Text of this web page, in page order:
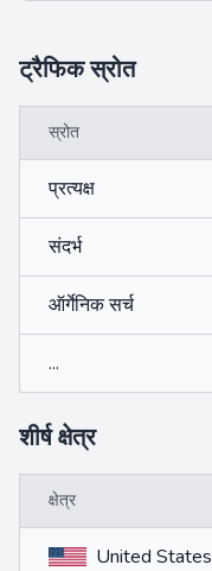
ट्रैफिक स्रोत
स्रोत
प्रत्यक्ष
संदर्भ
ऑर्गेनिक सर्च
...
शीर्ष क्षेत्र
क्षेत्र
United States